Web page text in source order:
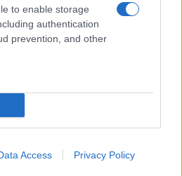
to enable storage
authentication
prevention, and other
Access Privacy Policy
Eolie con spiagge nere e